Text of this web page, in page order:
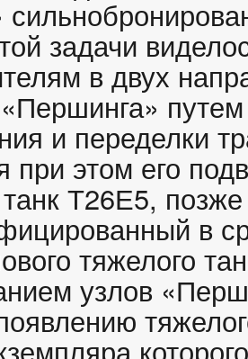
задачи
в двух
и переделки
при этом его
Т26Е5, позже
в
тяжелого
узлов